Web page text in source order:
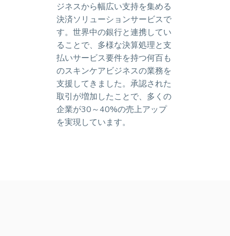
ジネスから幅広い支持を集める
決済ソリューションサービスで
す。世界中の銀行と連携してい
ることで、多様な決算処理と支
払いサービス要件を持つ何百も
のスキンケアビジネスの業務を
支援してきました。承認された
取引が増加したことで、多くの
企業が30～40%の売上アップ
を実現しています。